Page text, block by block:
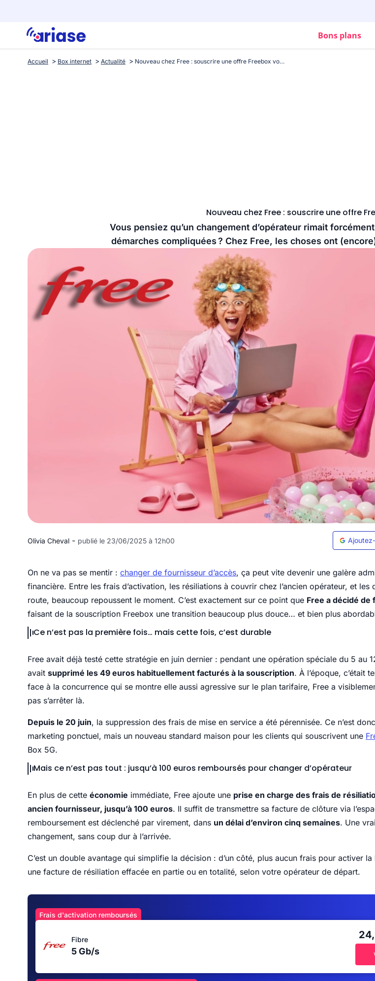
Bons plans
Accueil Box internet Actualité Nouveau chez Free : souscrire une offre Freebox vous coûte 0€
Nouveau chez Free : souscrire une offre
Vous pensiez qu’un changement d’opérateur rimait
démarches compliquées ? Chez Free, les choses ont
Olivia Cheval - publié le 23/06/2025 à 12h00
On ne va pas se mentir : changer de fournisseur d’accès, ça peut vite devenir une galère
financière. Entre les frais d’activation, les résiliations à couvrir chez l’ancien opérateur, et les
route, beaucoup repoussent le moment. C’est exactement sur ce point que Free a décidé
faisant de la souscription Freebox une transition beaucoup plus douce… et bien plus
Ce n’est pas la première fois… mais cette fois, c’est durable
Free avait déjà testé cette stratégie en juin dernier : pendant une opération spéciale du 5 au
avait supprimé les 49 euros habituellement facturés à la souscription. À l’époque, c’était
face à la concurrence qui se montre elle aussi agressive sur le plan tarifaire, Free a
pas s’arrêter là.
Depuis le 20 juin, la suppression des frais de mise en service a été pérennisée. Ce n’est
marketing ponctuel, mais un nouveau standard maison pour les clients qui souscrivent une
Box 5G.
Mais ce n’est pas tout : jusqu’à 100 euros remboursés pour changer d’opérateur
En plus de cette économie immédiate, Free ajoute une prise en charge des frais de
ancien fournisseur, jusqu’à 100 euros. Il suffit de transmettre sa facture de clôture via
remboursement est déclenché par virement, dans un délai d’environ cinq semaines. Une
changement, sans coup dur à l’arrivée.
C’est un double avantage qui simplifie la décision : d’un côté, plus aucun frais pour activer la
une facture de résiliation effacée en partie ou en totalité, selon votre opérateur de départ.
Frais d'activation remboursés
Fibre
5 Gb/s